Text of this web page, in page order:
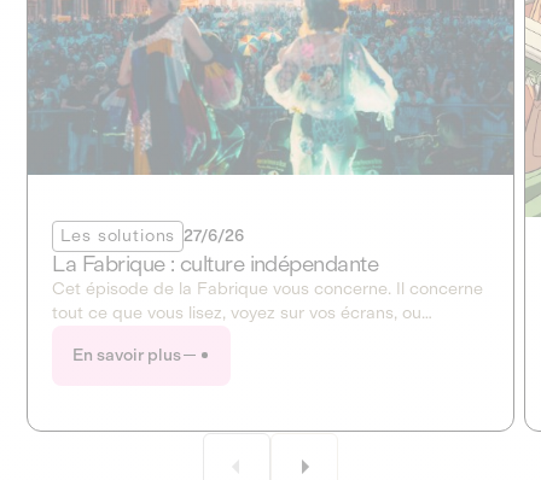
Les solutions 27/6/26
La Fabrique : culture indépendante
Cet épisode de la Fabrique vous concerne. Il concerne
tout ce que vous lisez, voyez sur vos écrans, ou
grand le dossier de la culture et des médias !
En savoir plus